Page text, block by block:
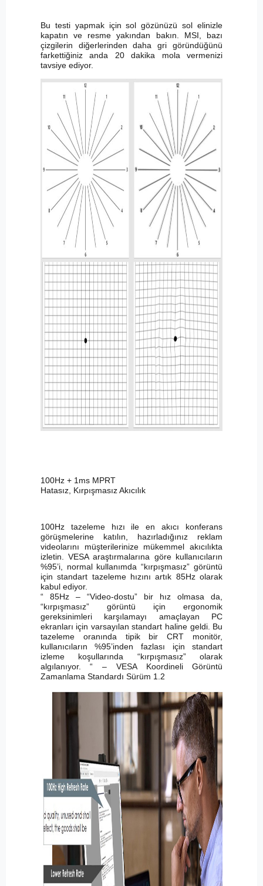
Bu testi yapmak için sol gözünüzü sol elinizle
kapatın ve resme yakından bakın. MSI, bazı
çizgilerin diğerlerinden daha gri göründüğünü
farkettiğiniz anda 20 dakika mola vermenizi
tavsiye ediyor.
100Hz + 1ms MPRT
Hatasız, Kırpışmasız Akıcılık
100Hz tazeleme hızı ile en akıcı konferans
görüşmelerine katılın, hazırladığınız reklam
videolarını müşterilerinize mükemmel akıcılıkta
izletin. VESA araştırmalarına göre kullanıcıların
%95’i, normal kullanımda “kırpışmasız” görüntü
için standart tazeleme hızını artık 85Hz olarak
kabul ediyor.
“ 85Hz – “Video-dostu” bir hız olmasa da,
“kırpışmasız” görüntü için ergonomik
gereksinimleri karşılamayı amaçlayan PC
ekranları için varsayılan standart haline geldi. Bu
tazeleme oranında tipik bir CRT monitör,
kullanıcıların %95’inden fazlası için standart
izleme koşullarında “kırpışmasız” olarak
algılanıyor. “ – VESA Koordineli Görüntü
Zamanlama Standardı Sürüm 1.2